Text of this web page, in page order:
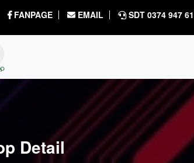
FANPAGE EMAIL SDT 0374 947
Detail